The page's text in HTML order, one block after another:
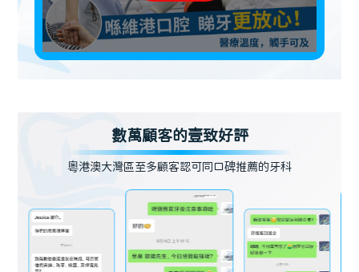
數萬顧客的壹致好評
粵港澳大灣區至多顧客認可同口碑推薦的牙科